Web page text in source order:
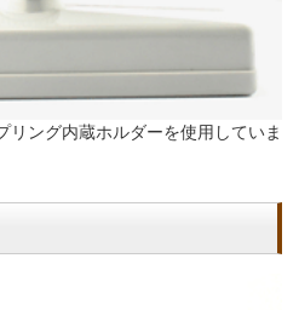
リング内蔵ホルダーを使用していま